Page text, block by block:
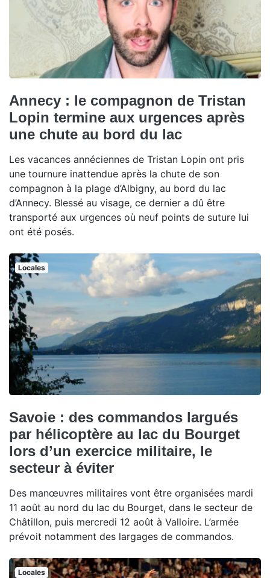
Annecy : le compagnon de Tristan
Lopin termine aux urgences après
une chute au bord du lac
Les vacances annéciennes de Tristan Lopin ont pris
une tournure inattendue après la chute de son
compagnon à la plage d’Albigny, au bord du lac
d’Annecy. Blessé au visage, ce dernier a dû être
transporté aux urgences où neuf points de suture lui
ont été posés.
Locales
Savoie : des commandos largués
par hélicoptère au lac du Bourget
lors d’un exercice militaire, le
secteur à éviter
Des manœuvres militaires vont être organisées mardi
11 août au nord du lac du Bourget, dans le secteur de
Châtillon, puis mercredi 12 août à Valloire. L’armée
prévoit notamment des largages de commandos.
Locales